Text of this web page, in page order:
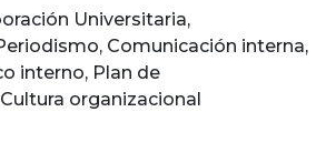
Universitaria,
, Comunicación interna,
interno, Plan de
Cultura organizacional